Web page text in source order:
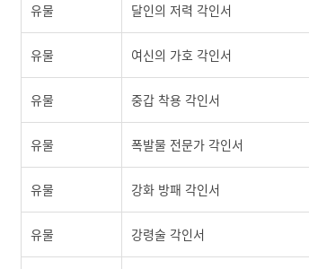
유물 달인의 저력 각인서
유물 여신의 가호 각인서
유물 중갑 착용 각인서
유물 폭발물 전문가 각인서
유물 강화 방패 각인서
유물 강령술 각인서